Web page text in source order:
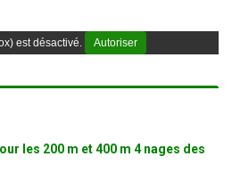
est désactivé. Autoriser
les 200 m et 400 m 4 nages des